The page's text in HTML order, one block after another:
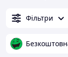
Фільтри